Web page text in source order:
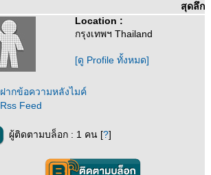
สุดลึก
Location :
กรุงเทพฯ Thailand
[ดู Profile ทั้งหมด]
ฝากข้อความหลังไมค์
Rss Feed
ผู้ติดตามบล็อก : 1 คน [?]